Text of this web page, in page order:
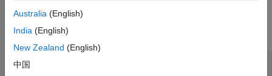
例
すべて折りたたむ
Australia (English)
India (English)
New Zealand (English)
中国